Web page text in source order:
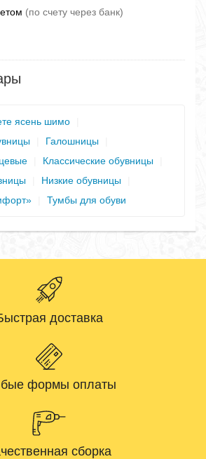
(по счету через банк)
ясень шимо
Галошницы
Классические обувницы
Низкие обувницы
Тумбы для обуви
доставка
формы оплаты
сборка